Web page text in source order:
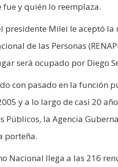
fue y quién lo reemplaza.
presidente Milei le aceptó
de las Personas
será ocupado por Diego
con pasado en la función
y a lo largo de casi 20
Públicos, la Agencia
porteña.
Nacional llega a las 216